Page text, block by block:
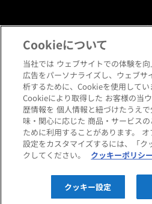
Copyright © HANKYU HOME
プライバシーポ
クッキーポリ
閲覧環境につ
サイトマッ
Cookieについて
当社では ウェブサイトでの体験を
広告をパーソナライズし、ウェブサ
析するために、Cookieを使用して
Cookieにより取得した お客様の当
歴情報を 個人情報と紐づけたうえ
味・関心に応じた 商品・サービス
ために利用することがあります。
設定をカスタマイズするには、「ク
クしてください。
クッキーポリシー
クッキー設定